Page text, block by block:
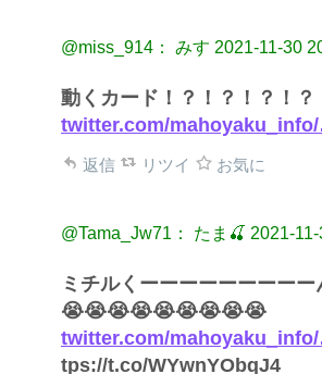
@miss_914： みす 2021-11-30
動くカード！？！？！？！？
twitter.com/
返信 リツイ お気に
@Tama_Jw71： たま🍒 2021-
ミチルくーーーーーーーー
😭😭😭😭😭😭😭😭😭
twitter.com/
tps://t.co/WYwnYObqJ4